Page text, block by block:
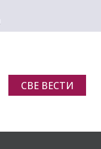
СВЕ ВЕСТИ